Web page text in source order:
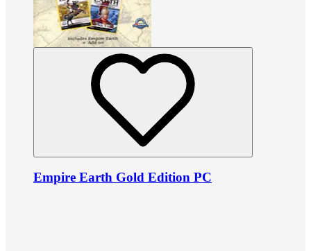
Empire Earth Gold Edition PC